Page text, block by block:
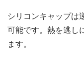
シリコンキャップは
可能です。熱を逃し
ます。